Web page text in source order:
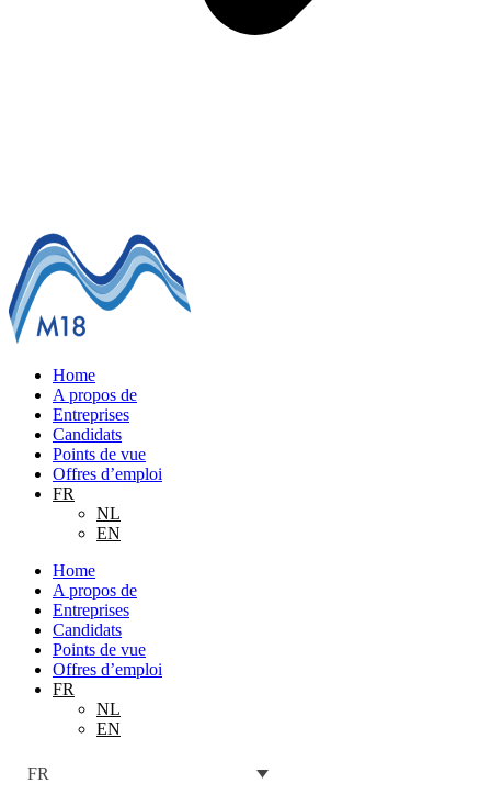
Home
A propos de
Entreprises
Candidats
Points de vue
Offres d’emploi
FR
NL
EN
Home
A propos de
Entreprises
Candidats
Points de vue
Offres d’emploi
FR
NL
EN
FR